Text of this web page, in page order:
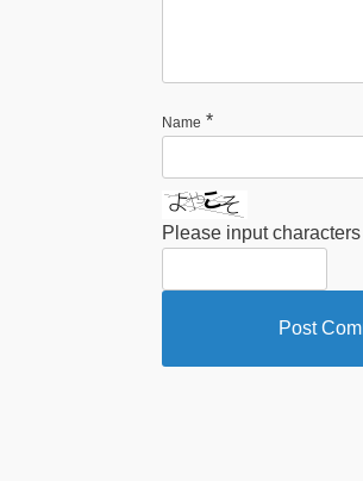
Name *
Please input